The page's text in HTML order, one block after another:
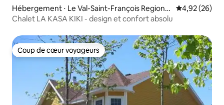
Hébergement ⋅ Le Val-Saint-François Regional
County Municipality
Évaluation
4,92 (26)
Chalet LA KASA KIKI - design et confort absolu
Coup de cœur voyageurs
Coup de cœur voyageurs